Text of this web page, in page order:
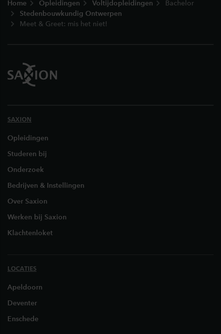
Home Opleidingen Voltijdopleidingen
Bachelor
Stedenbouwkundig Ontwerpen
Meet & Greet: mis het niet!
SAXION
Opleidingen
Studeren bij
Onderzoek
Bedrijven & Instellingen
Over Saxion
Werken bij Saxion
Klachtenloket
LOCATIES
Apeldoorn
Deventer
Enschede